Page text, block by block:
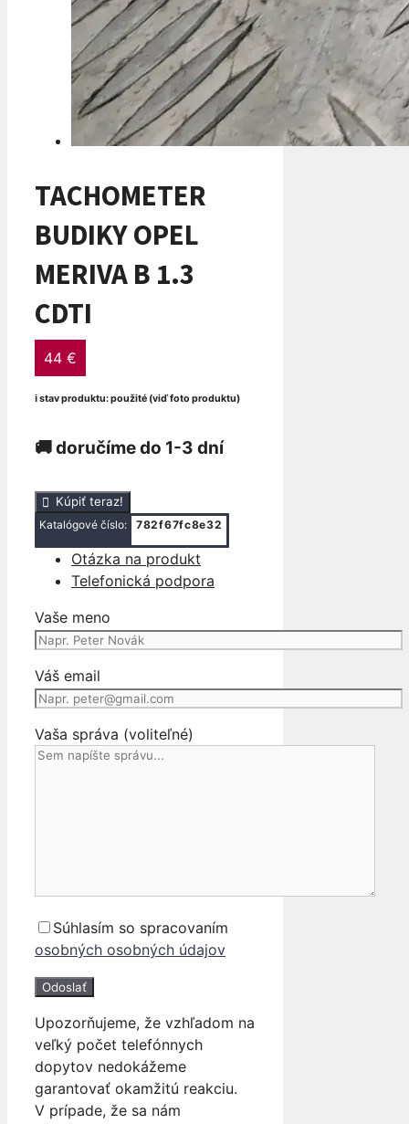
TACHOMETER
BUDIKY OPEL
MERIVA B 1.3
CDTI
44 €
ℹ stav produktu: použité (viď foto produktu)
🚚 doručíme do 1-3 dní
množstvo
TACHOMETER
BUDIKY
OPEL
MERIVA
B
1.3
CDTI
Kúpiť teraz!
Katalógové číslo: 782f67fc8e32
Otázka na produkt
Telefonická podpora
Vaše meno
Váš email
Vaša správa (voliteľné)
Súhlasím so spracovaním
osobných osobných údajov
Upozorňujeme, že vzhľadom na
veľký počet telefónnych
dopytov nedokážeme
garantovať okamžitú reakciu.
V prípade, že sa nám